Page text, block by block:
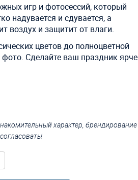
игр и фотосессий, который
надувается и сдувается, а
воздух и защитит от влаги.
цветов до полноцветной
Сделайте ваш праздник ярче
характер, брендирование